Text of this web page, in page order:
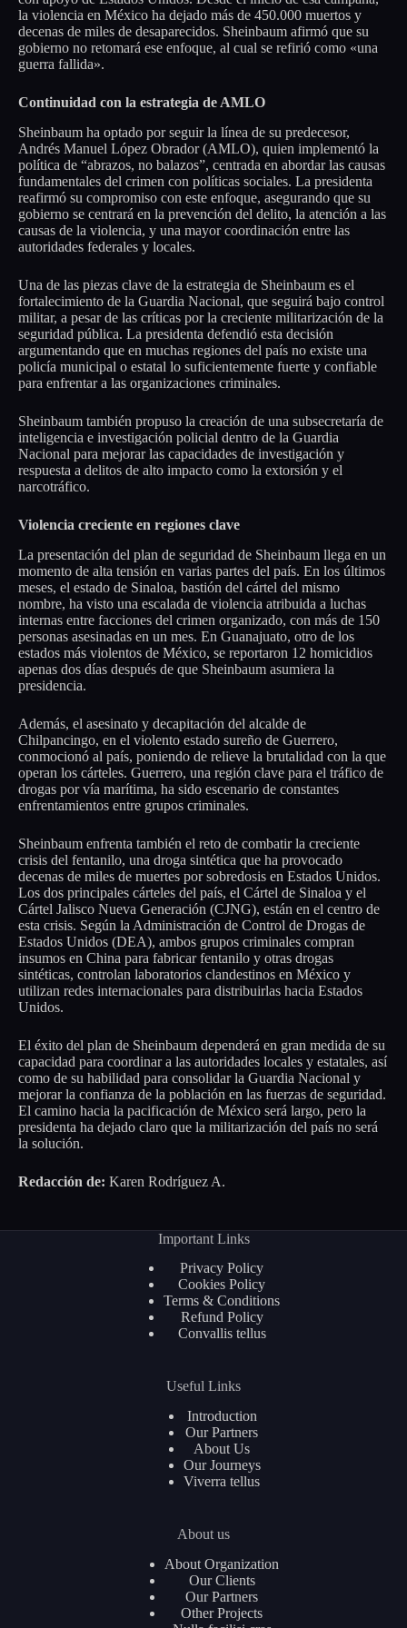
la violencia en México ha dejado más de 450.000 muertos y
decenas de miles de desaparecidos. Sheinbaum afirmó que su
gobierno no retomará ese enfoque, al cual se refirió como «una
guerra fallida».
Continuidad con la estrategia de AMLO
Sheinbaum ha optado por seguir la línea de su predecesor,
Andrés Manuel López Obrador (AMLO), quien implementó la
política de “abrazos, no balazos”, centrada en abordar las causas
fundamentales del crimen con políticas sociales. La presidenta
reafirmó su compromiso con este enfoque, asegurando que su
gobierno se centrará en la prevención del delito, la atención a las
causas de la violencia, y una mayor coordinación entre las
autoridades federales y locales.
Una de las piezas clave de la estrategia de Sheinbaum es el
fortalecimiento de la Guardia Nacional, que seguirá bajo control
militar, a pesar de las críticas por la creciente militarización de la
seguridad pública. La presidenta defendió esta decisión
argumentando que en muchas regiones del país no existe una
policía municipal o estatal lo suficientemente fuerte y confiable
para enfrentar a las organizaciones criminales.
Sheinbaum también propuso la creación de una subsecretaría de
inteligencia e investigación policial dentro de la Guardia
Nacional para mejorar las capacidades de investigación y
respuesta a delitos de alto impacto como la extorsión y el
narcotráfico.
Violencia creciente en regiones clave
La presentación del plan de seguridad de Sheinbaum llega en un
momento de alta tensión en varias partes del país. En los últimos
meses, el estado de Sinaloa, bastión del cártel del mismo
nombre, ha visto una escalada de violencia atribuida a luchas
internas entre facciones del crimen organizado, con más de 150
personas asesinadas en un mes. En Guanajuato, otro de los
estados más violentos de México, se reportaron 12 homicidios
apenas dos días después de que Sheinbaum asumiera la
presidencia.
Además, el asesinato y decapitación del alcalde de
Chilpancingo, en el violento estado sureño de Guerrero,
conmocionó al país, poniendo de relieve la brutalidad con la que
operan los cárteles. Guerrero, una región clave para el tráfico de
drogas por vía marítima, ha sido escenario de constantes
enfrentamientos entre grupos criminales.
Sheinbaum enfrenta también el reto de combatir la creciente
crisis del fentanilo, una droga sintética que ha provocado
decenas de miles de muertes por sobredosis en Estados Unidos.
Los dos principales cárteles del país, el Cártel de Sinaloa y el
Cártel Jalisco Nueva Generación (CJNG), están en el centro de
esta crisis. Según la Administración de Control de Drogas de
Estados Unidos (DEA), ambos grupos criminales compran
insumos en China para fabricar fentanilo y otras drogas
sintéticas, controlan laboratorios clandestinos en México y
utilizan redes internacionales para distribuirlas hacia Estados
Unidos.
El éxito del plan de Sheinbaum dependerá en gran medida de su
capacidad para coordinar a las autoridades locales y estatales, así
como de su habilidad para consolidar la Guardia Nacional y
mejorar la confianza de la población en las fuerzas de seguridad.
El camino hacia la pacificación de México será largo, pero la
presidenta ha dejado claro que la militarización del país no será
la solución.
Redacción de: Karen Rodríguez A.
Important Links
Privacy Policy
Cookies Policy
Terms & Conditions
Refund Policy
Convallis tellus
Useful Links
Introduction
Our Partners
About Us
Our Journeys
Viverra tellus
About us
About Organization
Our Clients
Our Partners
Other Projects